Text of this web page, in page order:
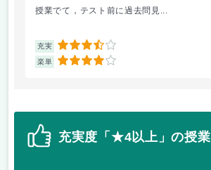
授業でて，テスト前に過去問見...
充実 3.5
楽単 4
充実度「★4以上」の授業